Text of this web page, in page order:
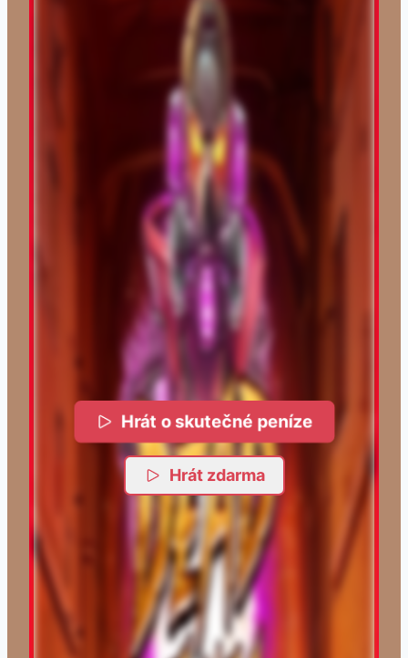
Hrát o skutečné peníze
Hrát zdarma